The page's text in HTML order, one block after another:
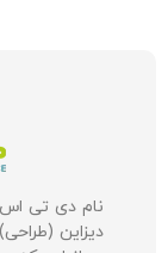
نام دی تی اس
دیزاین